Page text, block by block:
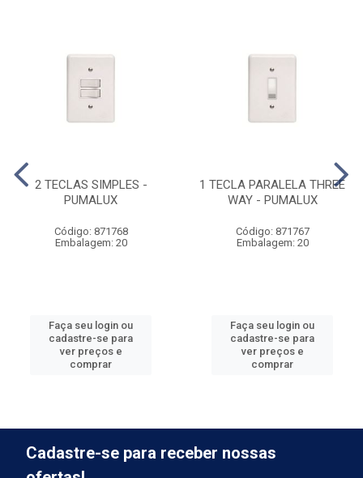
2 TECLAS SIMPLES -
PUMALUX
Código: 871768
Embalagem: 20
Faça seu login ou
cadastre-se para
ver preços e
comprar
1 TECLA PARALELA THREE
WAY - PUMALUX
Código: 871767
Embalagem: 20
Faça seu login ou
cadastre-se para
ver preços e
comprar
Cadastre-se para receber nossas